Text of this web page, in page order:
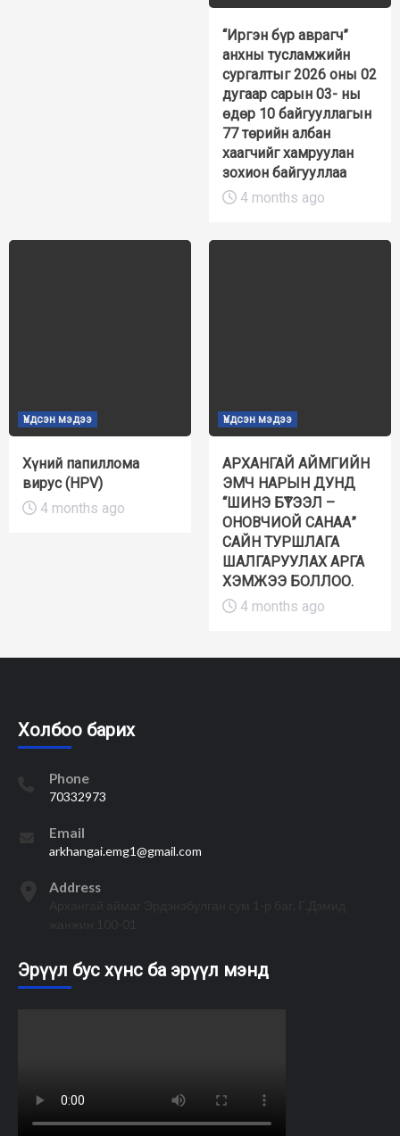
“Иргэн бүр аврагч”
анхны тусламжийн
сургалтыг 2026 оны 02
дугаар сарын 03- ны
өдөр 10 байгууллагын
77 төрийн албан
хаагчийг хамруулан
зохион байгууллаа
4 months ago
Үндсэн мэдээ
Хүний папиллома
вирус (HPV)
4 months ago
Үндсэн мэдээ
АРХАНГАЙ АЙМГИЙН
ЭМЧ НАРЫН ДУНД
“ШИНЭ БҮТЭЭЛ –
ОНОВЧИОЙ САНАА”
САЙН ТУРШЛАГА
ШАЛГАРУУЛАХ АРГА
ХЭМЖЭЭ БОЛЛОО.
4 months ago
Холбоо барих
Phone
70332973
Email
arkhangai.emg1@gmail.com
Address
Эрүүл бус хүнс ба эрүүл мэнд